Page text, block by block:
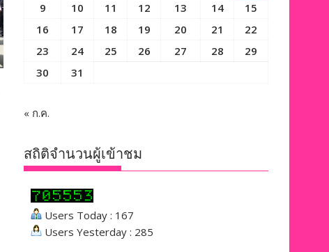
9
10 11 12 13 14
15
16
17 18 19 20 21
22
23
24 25 26 27 28
29
30
31
« ก.ค.
สถิติจำนวนผู้เข้าชม
Users Today : 167
Users Yesterday : 285